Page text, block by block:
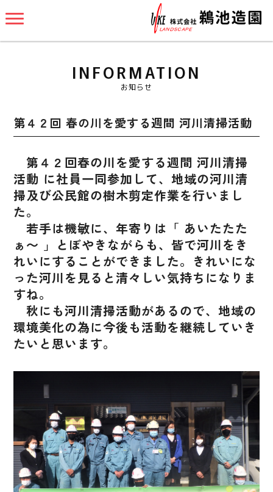
INFORMATION
お知らせ
第４２回 春の川を愛する週間 河川清掃活動
第４２回春の川を愛する週間 河川清掃
活動 に社員一同参加して、地域の河川清
掃及び公民館の樹木剪定作業を行いまし
た。
若手は機敏に、年寄りは「 あいたたた
ぁ～ 」とぼやきながらも、皆で河川をき
れいにすることができました。きれいにな
った河川を見ると清々しい気持ちになりま
すね。
秋にも河川清掃活動があるので、地域の
環境美化の為に今後も活動を継続していき
たいと思います。